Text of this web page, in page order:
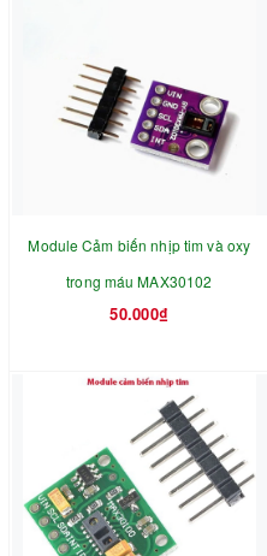
Module Cảm biến nhịp tim và oxy
trong máu MAX30102
50.000₫